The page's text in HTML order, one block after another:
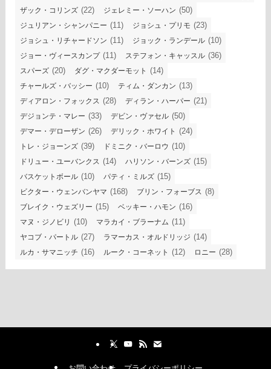
ザック・コリンズ (22) ジェレミー・ソーハン (50)
ジュリアン・シャンパニー (11) ジョシュ・プリモ (23)
ジョシュ・リチャードソン (11) ジョック・ランデール (10)
ジョー・ヴィースカンプ(11) ステフォン・キャッスル (36)
スパーズ (20) ダグ・マクダーモット (14)
チャールズ・バッシー (10) ティム・ダンカン (13)
ディアロン・フォックス (28) ディラン・ハーパー (21)
デジョンテ・マレー (33) デビン・ヴァセル (50)
デマー・デローザン (26) デリック・ホワイト (24)
トレ・ジョーンズ (39) ドミニク・バーロウ (10)
ドリュー・ユーバンクス (14) ハリソン・バーンズ (15)
バスケットボール (10) パティ・ミルズ (15)
ビクター・ウェンバンヤマ (168) ブリン・フォーブス (8)
ブレイク・ウェズリー (15) ベッキー・ハモン (16)
マヌ・ジノビリ (10) マラカイ・ブラーナム (11)
ヤコブ・パートル (27) ラマーカス・オルドリッジ (14)
ルカ・サマニッチ (16) ルーク・コーネット (12) ロニー (28)